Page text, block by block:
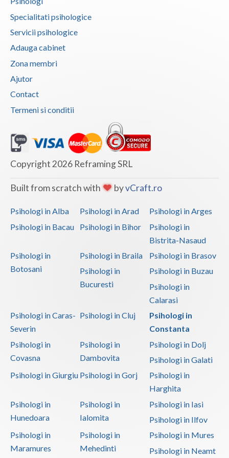
Interventie psihoterapeutica in tulburarea de c... (4)
Interventie psihoterapeutica in tulburarea de c... (2)
Interventie psihoterapeutica in tulburarea fono... (2)
Interventie psihoterapeutica in tulburarea opoz... (4)
Interventie psihoterapeutica in tulburari ale c... (3)
Interventie psihoterapeutica prin Sandplay (1)
Logopedie - Interventie psihoterapeutica in bal... (1)
Logoterapie in tulburarile de comunicare (3)
Practica pentru studentii facultatilor de psiho... (1)
Programare neurolingvistica (2)
Psihonutritie (2)
Psihooncologie (1)
Psihoterapia familiei si a altor persoane din a... (2)
Psihoterapia normalului si patologicului in imb... (2)
Psihoterapia oncologica (3)
Psihoterapia pacientului, la aflarea diagnostic... (1)
Psihoterapie - Interventie psihoterapeutica in ... (7)
Psihoterapie - Interventie psihoterapeutica in ... (9)
Psihoterapie - Interventie psihoterapeutica in ... (8)
Specialitati psihologice
Servicii psihologice
Adauga cabinet
Zona membri
Ajutor
Contact
Termeni si conditii
Copyright 2026 Reframing SRL
Built from scratch with byvCraft.ro
Psihologi in Alba Psihologi in Arad
Psihologi in Arges
Psihologi in Bacau
Psihologi in Bihor
Psihologi in
Bistrita-Nasaud
Psihologi in
Botosani
Psihologi in Braila
Psihologi in Brasov
Psihologi in
Bucuresti
Psihologi in Buzau
Psihologi in
Calarasi
Psihologi in Caras-
Severin
Psihologi in Cluj
Psihologi in
Constanta
Psihologi in
Covasna
Psihologi in
Dambovita
Psihologi in Dolj
Psihologi in Galati
Psihologi in Giurgiu Psihologi in Gorj
Psihologi in
Harghita
Psihologi in
Hunedoara
Psihologi in
Ialomita
Psihologi in Iasi
Psihologi in Ilfov
Psihologi in
Maramures
Psihologi in
Mehedinti
Psihologi in Mures
Psihologi in Neamt